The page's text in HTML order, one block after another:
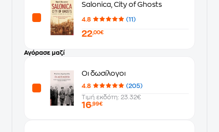
Salonica, City of Ghosts
4.8 (11)
22,00€
Αγόρασε μαζί
Οι δωσίλογοι
4.8
(205)
Τιμή εκδότη: 23.32€
16,99€